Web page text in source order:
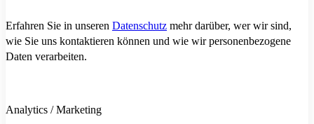
Erfahren Sie in unseren Datenschutz mehr darüber, wer wir sind,
wie Sie uns kontaktieren können und wie wir personenbezogene
Daten verarbeiten.
Analytics / Marketing